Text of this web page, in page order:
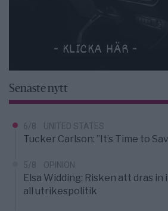
Senaste nytt
6/8 UNITED STATES
Tucker Carlson: ”It’s Time to
5/8 OPINION
Elsa Widding: Risken att dras
all utrikespolitik